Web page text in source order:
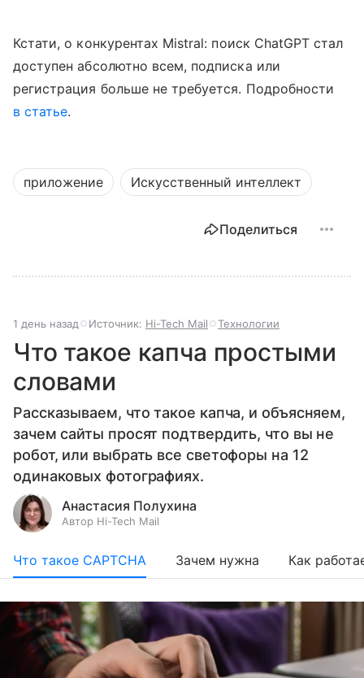
Кстати, о конкурентах Mistral: поиск ChatGPT стал
доступен абсолютно всем, подписка или
регистрация больше не требуется. Подробности
в статье.
приложение Искусственный интеллект
Поделиться
1 день назад Источник: Hi-Tech Mail Технологии
Что такое капча простыми
словами
Рассказываем, что такое капча, и объясняем,
зачем сайты просят подтвердить, что вы не
робот, или выбрать все светофоры на 12
одинаковых фотографиях.
Анастасия Полухина
Автор Hi-Tech Mail
Что такое CAPTCHA Зачем нужна Как